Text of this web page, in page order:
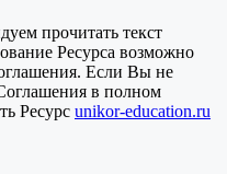
прочитать текст
Ресурса возможно
Если Вы не
в полном
Ресурс unikor-education.ru